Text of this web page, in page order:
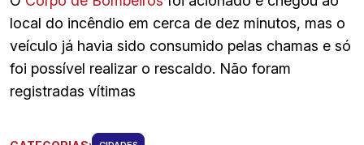
local do incêndio em cerca de dez minutos, mas o
veículo já havia sido consumido pelas chamas e só
foi possível realizar o rescaldo. Não foram
registradas vítimas